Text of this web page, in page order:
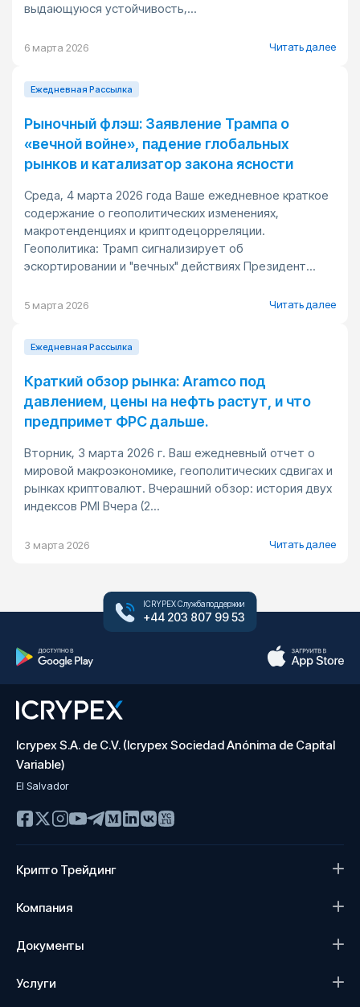
выдающуюся устойчивость,...
6 марта 2026 Читать далее
Ежедневная Pассылка
Рыночный флэш: Заявление Трампа о
«вечной войне», падение глобальных
рынков и катализатор закона ясности
Среда, 4 марта 2026 года Ваше ежедневное краткое
содержание о геополитических изменениях,
макротенденциях и криптодецорреляции.
Геополитика: Трамп сигнализирует об
эскортировании и "вечных" действиях Президент...
5 марта 2026 Читать далее
Ежедневная Pассылка
Краткий обзор рынка: Aramco под
давлением, цены на нефть растут, и что
предпримет ФРС дальше.
Вторник, 3 марта 2026 г. Ваш ежедневный отчет о
мировой макроэкономике, геополитических сдвигах и
рынках криптовалют. Вчерашний обзор: история двух
индексов PMI Вчера (2...
3 марта 2026 Читать далее
ICRYPEX Служба поддержки
+44 203 807 99 53
Icrypex S.A. de C.V. (Icrypex Sociedad Anónima de Capital
Variable)
El Salvador
Крипто Трейдинг
Компания
Документы
Услуги